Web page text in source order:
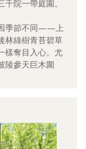
院一帶庭園。
季節不同——上
林綠樹青苔碧草
樣奪目入心。尤
陵參天巨木圍